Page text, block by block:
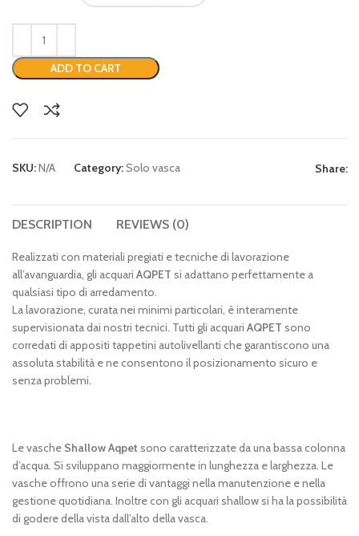
ADD TO CART
SKU:N/A Category:Solo vasca Share:
DESCRIPTION REVIEWS (0)
Realizzati con materiali pregiati e tecniche di lavorazione
all’avanguardia, gli acquari AQPET si adattano perfettamente a
qualsiasi tipo di arredamento.
La lavorazione, curata nei minimi particolari, è interamente
supervisionata dai nostri tecnici. Tutti gli acquari AQPET sono
corredati di appositi tappetini autolivellanti che garantiscono una
assoluta stabilità e ne consentono il posizionamento sicuro e
senza problemi.
Le vasche Shallow Aqpet sono caratterizzate da una bassa colonna
d’acqua. Si sviluppano maggiormente in lunghezza e larghezza. Le
vasche offrono una serie di vantaggi nella manutenzione e nella
gestione quotidiana. Inoltre con gli acquari shallow si ha la possibilità
di godere della vista dall’alto della vasca.